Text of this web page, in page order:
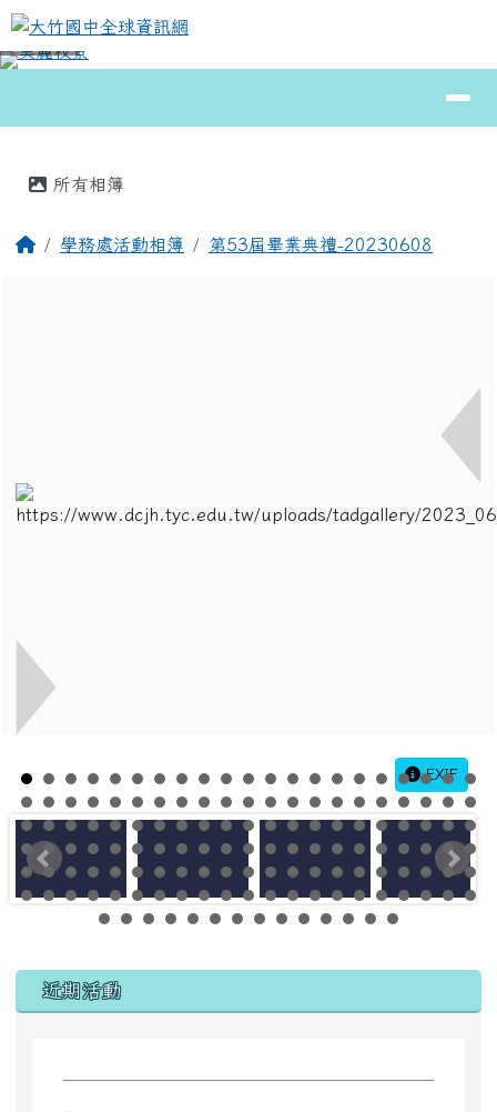
跳至主內容區
大竹國中全球資訊網
⏸
所有相簿
回首頁學務處活動相簿 第53屆畢業典禮-20230608
EXIF
左邊區域內容
近期活動